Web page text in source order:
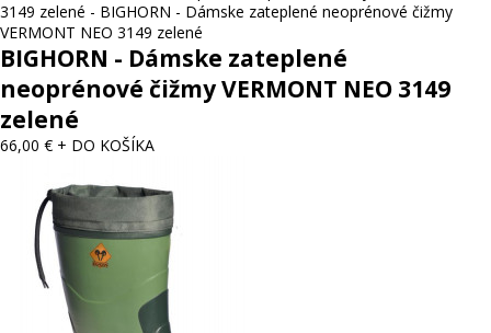
BIGHORN - Dámske zateplené
neoprénové čižmy VERMONT NEO 3149
zelené
66,00 € + DO KOŠÍKA